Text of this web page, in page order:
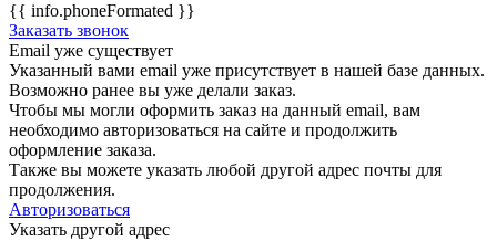
{{ info.phoneFormated }}
Заказать звонок
Email уже существует
Указанный вами email уже присутствует в нашей базе данных.
Возможно ранее вы уже делали заказ.
Чтобы мы могли оформить заказ на данный email, вам
необходимо авторизоваться на сайте и продолжить
оформление заказа.
Также вы можете указать любой другой адрес почты для
продолжения.
Авторизоваться
Указать другой адрес